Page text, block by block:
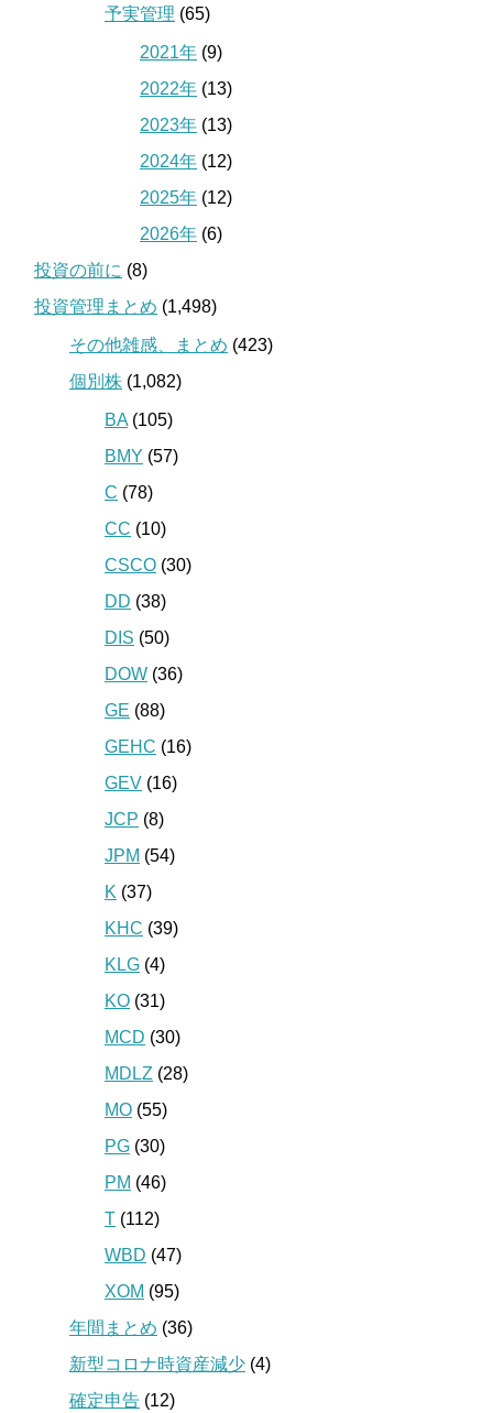
予実管理 (65)
2021年 (9)
2022年 (13)
2023年 (13)
2024年 (12)
2025年 (12)
2026年 (6)
投資の前に (8)
投資管理まとめ (1,498)
その他雑感、まとめ (423)
個別株 (1,082)
BA (105)
BMY (57)
C (78)
CC (10)
CSCO (30)
DD (38)
DIS (50)
DOW (36)
GE (88)
GEHC (16)
GEV (16)
JCP (8)
JPM (54)
K (37)
KHC (39)
KLG (4)
KO (31)
MCD (30)
MDLZ (28)
MO (55)
PG (30)
PM (46)
T (112)
WBD (47)
XOM (95)
年間まとめ (36)
新型コロナ時資産減少 (4)
確定申告 (12)